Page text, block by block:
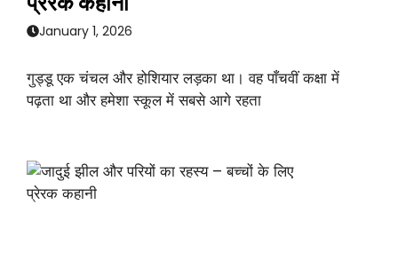
January 1, 2026
गुड्डू एक चंचल और होशियार लड़का था। वह पाँचवीं कक्षा में
पढ़ता था और हमेशा स्कूल में सबसे आगे रहता